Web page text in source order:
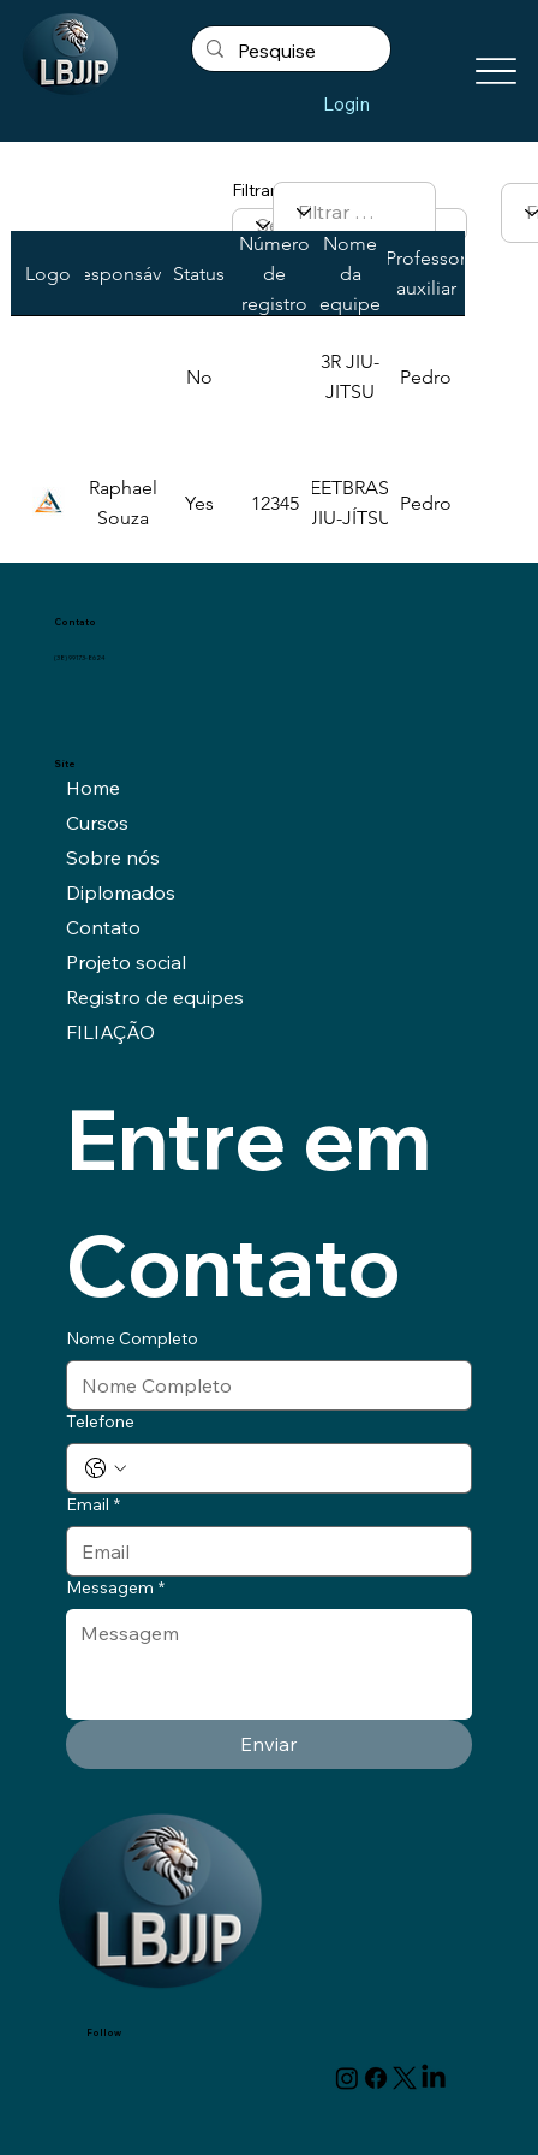
Login
Filtrar por Team Name
Logo ResponsávelStatus
Número
de
registro
Nome
da
equipe
Professor
auxiliar
No
3R JIU-
JITSU
Pedro
Raphael
Souza
Yes 12345
CEETBRASIL
JIU-JÍTSU
Pedro
Contato
(38) 99173-8624
Site
Home
Cursos
Sobre nós
Diplomados
Contato
Projeto social
Registro de equipes
FILIAÇÃO
Follow
Entre em
Contato
Nome Completo
Telefone
Email *
Messagem *
Enviar